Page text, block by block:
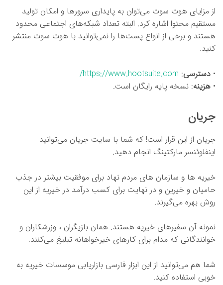
از مزایای هوت سوت می‌توان به پایداری سرورها و امکان تولید
مستقیم محتوا اشاره کرد. البته تعداد شبکه‌های اجتماعی محدود
هستند و برخی از انواع پست‌ها را نمی‌توانید با هوت سوت منتشر
کنید.
• دسترسی:
https://www.hootsuite.com/
• هزینه: نسخه پایه رایگان است.
جریان
جریان از این قرار است! که شما با سایت جریان می‌توانید
اینفلوئنسر مارکتینگ انجام دهید.
خیریه ها و سازمان های مردم نهاد برای موفقیت بیشتر در جذب
حامیان و خیرین و در نهایت برای کسب درآمد در خیریه از این
روش بهره می‌گیرند.
نمونه آن سفیرهای خیریه هستند. همان بازیگران ، وزرشکاران و
خوانندگانی که مدام برای کارهای خیرخواهانه تبلیغ می‌کنند.
شما هم می‌توانید از این ابزار فارسی بازاریابی موسسات خیریه به
خوبی استفاده کنید.